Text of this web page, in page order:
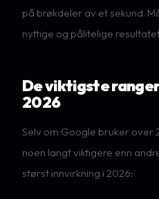
på brøkdeler av et sekund.
nyttige og pålitelige
De viktigste
2026
Selv om Google bruker
noen langt viktigere enn
størst innvirkning i 2026: